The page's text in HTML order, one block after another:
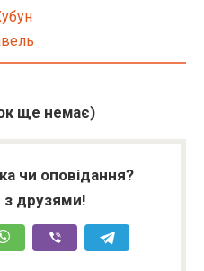
ще немає)
чи оповідання?
з друзями!